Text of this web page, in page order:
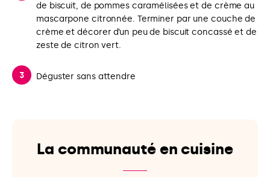
de biscuit, de pommes caramélisées et de crème au
mascarpone citronnée. Terminer par une couche de
crème et décorer d’un peu de biscuit concassé et de
zeste de citron vert.
Déguster sans attendre
La communauté en cuisine